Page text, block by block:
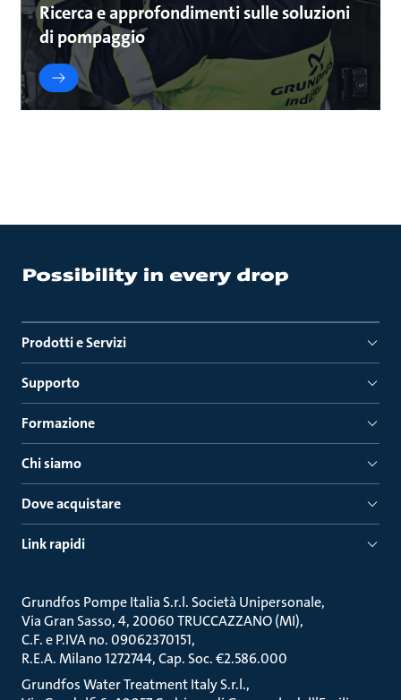
Ricerca e approfondimenti sulle soluzioni
di pompaggio
Prodotti e Servizi
Supporto
Formazione
Chi siamo
Dove acquistare
Link rapidi
Grundfos Pompe Italia S.r.l. Società Unipersonale
Via Gran Sasso, 4, 20060 TRUCCAZZANO (MI)
C.F. e P.IVA no. 09062370151
R.E.A. Milano 1272744, Cap. Soc. €2.586.000
Grundfos Water Treatment Italy S.r.l.